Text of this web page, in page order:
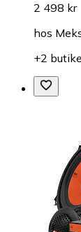
2 498 kr
hos
+2